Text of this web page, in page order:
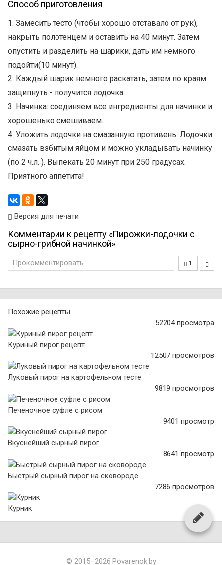
Способ приготовления
1. Замесить тесто (чтобы хорошо отставало от рук),
накрыть полотенцем и оставить на 40 минут. Затем
опустить и разделить на шарики, дать им немного
подойти(10 минут).
2. Каждый шарик немного раскатать, затем по краям
защипнуть - получится лодочка.
3. Начинка: соединяем все ингредиенты для начинки и
хорошенько смешиваем.
4. Уложить лодочки на смазанную противень. Лодочки
смазать взбитым яйцом и можно укладывать начинку
(по 2 ч.л. ). Выпекать 20 минут при 250 градусах.
Приятного аппетита!
Версия для печати
Комментарии к рецепту «Пирожки-лодочки с
сырно-грибной начинкой»
1
Прокомментировать
Похожие рецепты
52204 просмотра
Куриный пирог рецепт
12507 просмотров
Луковый пирог на картофельном тесте
9819 просмотров
Печеночное суфле с рисом
9401 просмотр
Вкуснейший сырный пирог
8641 просмотр
Быстрый сырный пирог на сковороде
7286 просмотров
Курник
© 2015–2026 Povarenok.by